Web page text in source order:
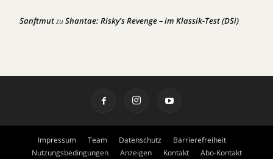
SanftmutzuShantae: Risky’s Revenge – im Klassik-Test (DSi)
Impressum Team Datenschutz
Barrierefreiheit
Nutzungsbedingungen
Anzeigen Kontakt Abo-Kontakt